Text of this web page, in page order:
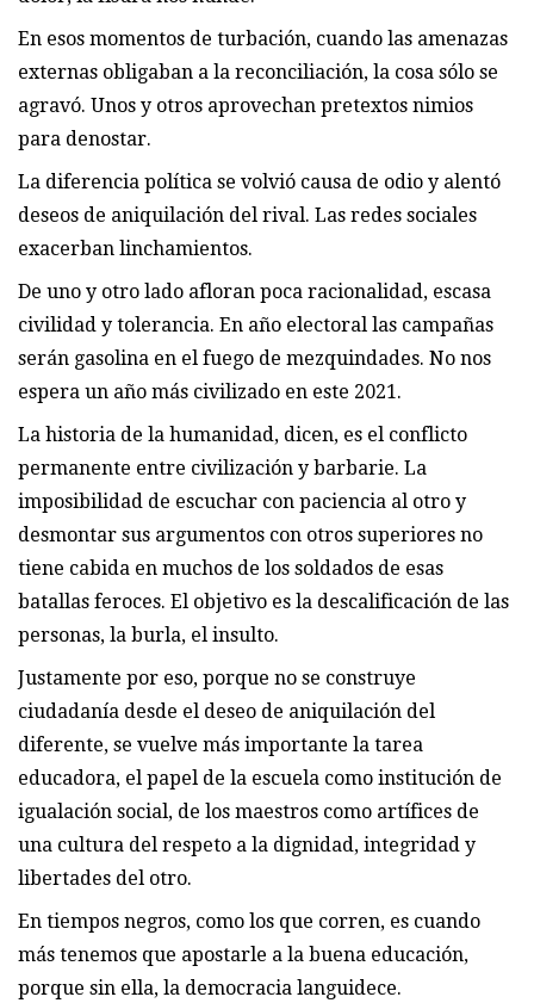
En esos momentos de turbación, cuando las amenazas
externas obligaban a la reconciliación, la cosa sólo se
agravó. Unos y otros aprovechan pretextos nimios
para denostar.
La diferencia política se volvió causa de odio y alentó
deseos de aniquilación del rival. Las redes sociales
exacerban linchamientos.
De uno y otro lado afloran poca racionalidad, escasa
civilidad y tolerancia. En año electoral las campañas
serán gasolina en el fuego de mezquindades. No nos
espera un año más civilizado en este 2021.
La historia de la humanidad, dicen, es el conflicto
permanente entre civilización y barbarie. La
imposibilidad de escuchar con paciencia al otro y
desmontar sus argumentos con otros superiores no
tiene cabida en muchos de los soldados de esas
batallas feroces. El objetivo es la descalificación de las
personas, la burla, el insulto.
Justamente por eso, porque no se construye
ciudadanía desde el deseo de aniquilación del
diferente, se vuelve más importante la tarea
educadora, el papel de la escuela como institución de
igualación social, de los maestros como artífices de
una cultura del respeto a la dignidad, integridad y
libertades del otro.
En tiempos negros, como los que corren, es cuando
más tenemos que apostarle a la buena educación,
porque sin ella, la democracia languidece.